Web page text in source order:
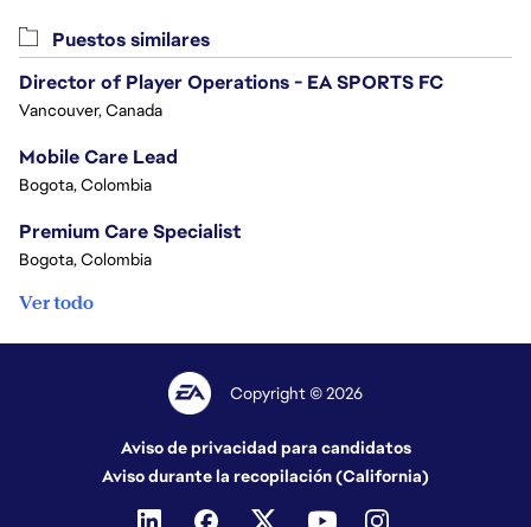
Puestos similares
Director of Player Operations - EA SPORTS FC
Vancouver, Canada
Mobile Care Lead
Bogota, Colombia
Premium Care Specialist
Bogota, Colombia
Ver todo
Copyright © 2026
Aviso de privacidad para candidatos
Aviso durante la recopilación (California)